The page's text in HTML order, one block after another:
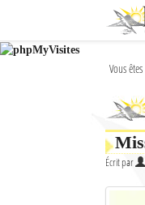
L'actualité à Diego Suarez
Vous
Écrit par